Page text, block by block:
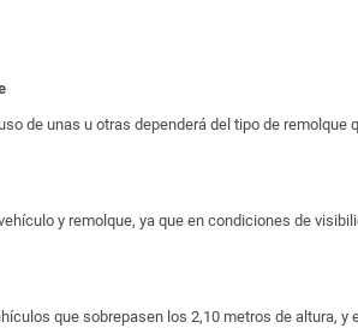
de unas u otras dependerá del tipo de
y remolque, ya que en condiciones de
que sobrepasen los 2,10 metros de altura,